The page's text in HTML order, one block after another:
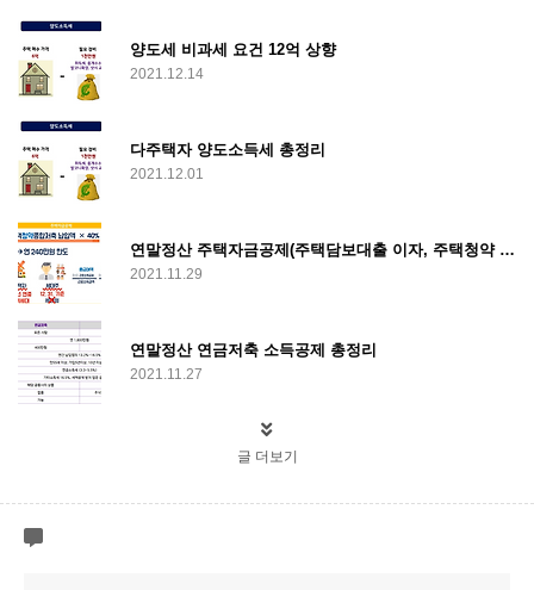
양도세 비과세 요건 12억 상향
2021.12.14
다주택자 양도소득세 총정리
2021.12.01
연말정산 주택자금공제(주택담보대출 이자, 주택청약 공제)
2021.11.29
연말정산 연금저축 소득공제 총정리
2021.11.27
글 더보기